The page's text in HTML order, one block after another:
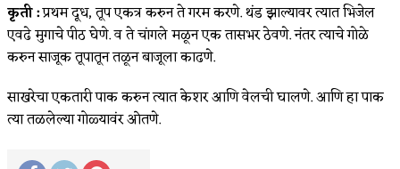
कृती :प्रथम दूध, तूप एकत्र करुन ते गरम करणे. थंड झाल्यावर त्यात भिजेल
एवढे मुगाचे पीठ घेणे. व ते चांगले मळून एक तासभर ठेवणे. नंतर त्याचे गोळे
करुन साजूक तूपातून तळून बाजूला काढणे.
साखरेचा एकतारी पाक करुन त्यात केशर आणि वेलची घालणे. आणि हा पाक
त्या तळलेल्या गोळ्यावंर ओतणे.